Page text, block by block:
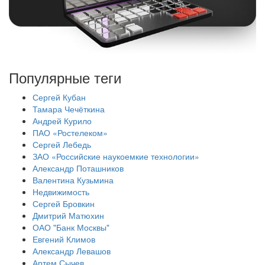
Популярные теги
Сергей Кубан
Тамара Чечёткина
Андрей Курило
ПАО «Ростелеком»
Сергей Лебедь
ЗАО «Российские наукоемкие технологии»
Александр Поташников
Валентина Кузьмина
Недвижимость
Сергей Бровкин
Дмитрий Матюхин
ОАО "Банк Москвы"
Евгений Климов
Александр Левашов